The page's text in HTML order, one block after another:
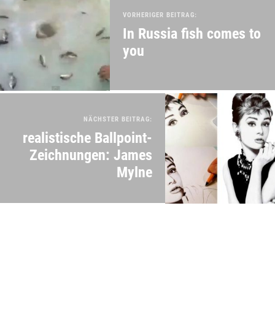
VORHERIGER BEITRAG:
In Russia fish comes to
you
NÄCHSTER BEITRAG:
realistische Ballpoint-
Zeichnungen: James
Mylne